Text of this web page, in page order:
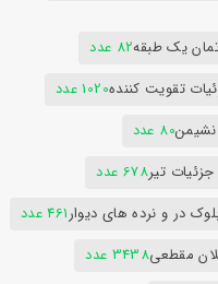
یک طبقه82 عدد
تقویت کننده1020 عدد
نشیمن80 عدد
جزئیات تیر678 عدد
در و نرده های دیوار461 عدد
مقطعی3438 عدد